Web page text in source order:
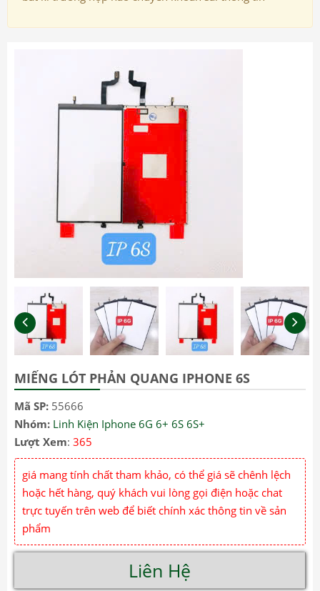
MIẾNG LÓT PHẢN QUANG IPHONE 6S
Mã SP: 55666
Nhóm: Linh Kiện Iphone 6G 6+ 6S 6S+
Lượt Xem: 365
giá mang tính chất tham khảo, có thể giá sẽ chênh lệch
hoặc hết hàng, quý khách vui lòng gọi điện hoặc chat
trực tuyến trên web để biết chính xác thông tin về sản
phẩm
Liên Hệ